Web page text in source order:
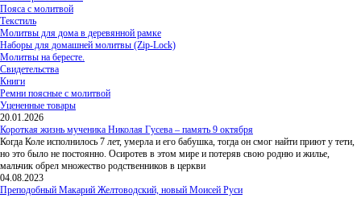
Пояса с молитвой
Текстиль
Молитвы для дома в деревянной рамке
Наборы для домашней молитвы (Zip-Lock)
Молитвы на бересте.
Свидетельства
Книги
Ремни поясные с молитвой
Уцененные товары
20.01.2026
Короткая жизнь мученика Николая Гусева – память 9 октября
Когда Коле исполнилось 7 лет, умерла и его бабушка, тогда он смог найти приют у тети,
но это было не постоянно. Осиротев в этом мире и потеряв свою родню и жилье,
мальчик обрел множество родственников в церкви
04.08.2023
Преподобный Макарий Желтоводский, новый Моисей Руси